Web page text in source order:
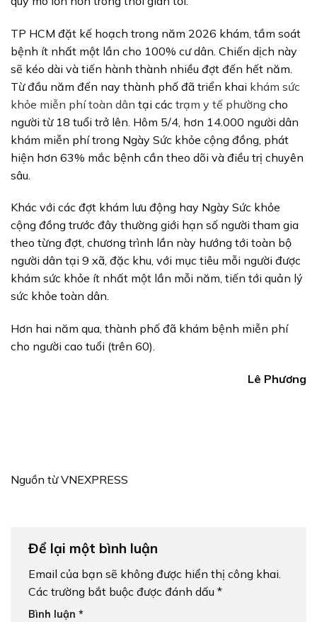
TP HCM đặt kế hoạch trong năm 2026 khám, tầm soát
bệnh ít nhất một lần cho 100% cư dân. Chiến dịch này
sẽ kéo dài và tiến hành thành nhiều đợt đến hết năm.
Từ đầu năm đến nay thành phố đã triển khai khám sức
khỏe miễn phí toàn dân tại các trạm y tế phường cho
người từ 18 tuổi trở lên. Hôm 5/4, hơn 14.000 người dân
khám miễn phí trong Ngày Sức khỏe cộng đồng, phát
hiện hơn 63% mắc bệnh cần theo dõi và điều trị chuyên
sâu.
Khác với các đợt khám lưu động hay Ngày Sức khỏe
cộng đồng trước đây thường giới hạn số người tham gia
theo từng đợt, chương trình lần này hướng tới toàn bộ
người dân tại 9 xã, đặc khu, với mục tiêu mỗi người được
khám sức khỏe ít nhất một lần mỗi năm, tiến tới quản lý
sức khỏe toàn dân.
Hơn hai năm qua, thành phố đã khám bệnh miễn phí
cho người cao tuổi (trên 60).
Lê Phương
Nguồn từ VNEXPRESS
Để lại một bình luận
Email của bạn sẽ không được hiển thị công khai.
Các trường bắt buộc được đánh dấu *
Bình luận *